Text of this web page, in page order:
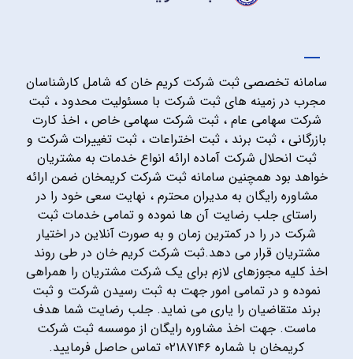
سامانه تخصصی ثبت شرکت کریم خان که شامل کارشناسان
مجرب در زمینه های ثبت شرکت با مسئولیت محدود ، ثبت
شرکت سهامی عام ، ثبت شرکت سهامی خاص ، اخذ کارت
بازرگانی ، ثبت برند ، ثبت اختراعات ، ثبت تغییرات شرکت و
ثبت انحلال شرکت آماده ارائه انواع خدمات به مشتریان
خواهد بود همچنین سامانه ثبت شرکت کریمخان ضمن ارائه
مشاوره رایگان به مدیران محترم ، نهایت سعی خود را در
راستای جلب رضایت آن ها نموده و تمامی خدمات ثبت
شرکت در را در کمترین زمان و به صورت آنلاین در اختیار
مشتریان قرار می دهد.ثبت شرکت کریم خان در طی روند
اخذ کلیه مجوزهای لازم برای یک شرکت مشتریان را همراهی
نموده و در تمامی امور جهت به ثبت رسیدن شرکت و ثبت
برند متقاضیان را یاری می نماید. جلب رضایت شما هدف
ماست. جهت اخذ مشاوره رایگان از موسسه ثبت شرکت
کریمخان با شماره ۰۲۱۸۷۱۴۶ تماس حاصل فرمایید.